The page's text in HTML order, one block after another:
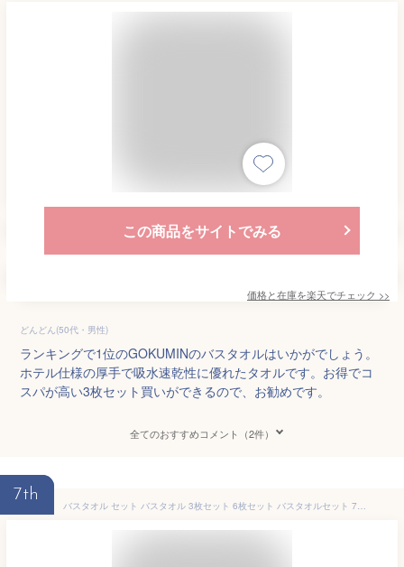
この商品をサイトでみる
価格と在庫を楽天でチェック >>
どんどん(50代・男性)
ランキングで1位のGOKUMINのバスタオルはいかがでしょう。
ホテル仕様の厚手で吸水速乾性に優れたタオルです。お得でコ
スパが高い3枚セット買いができるので、お勧めです。
全てのおすすめコメント（2件）
7th
バスタオル セット バスタオル 3枚セット 6枚セット バスタオルセット 70×140cm 320g バスタオル 大判 マイクロファイバー 超大判 バスタオル 安い タオル セット タオル 無地 バスタオル 厚手 速乾吸水 ふわふわ ホテル仕様